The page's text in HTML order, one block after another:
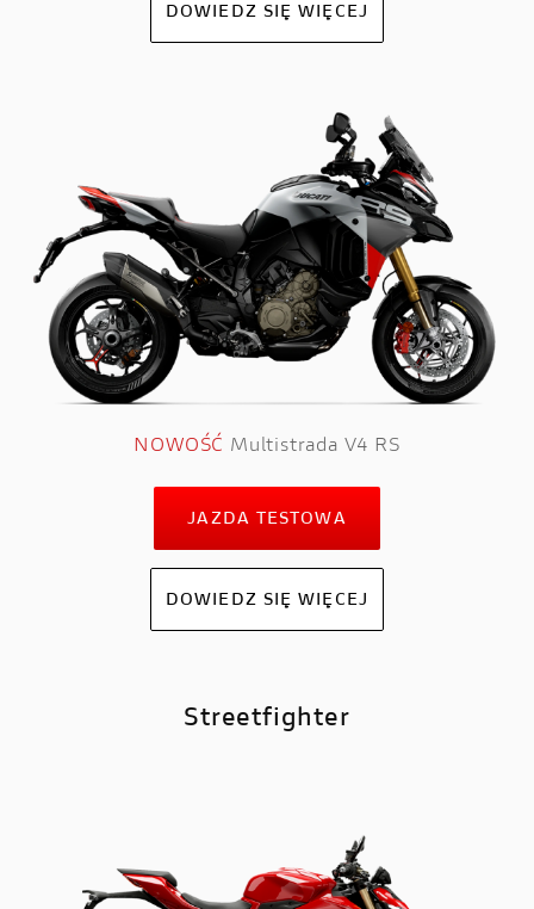
DOWIEDZ SIĘ WIĘCEJ
NOWOŚĆ Multistrada V4 RS
JAZDA TESTOWA
DOWIEDZ SIĘ WIĘCEJ
Streetfighter